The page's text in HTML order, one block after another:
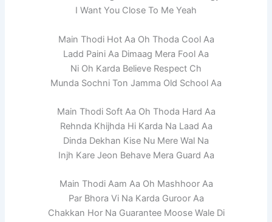
I Want You Close To Me Yeah
Main Thodi Hot Aa Oh Thoda Cool Aa
Ladd Paini Aa Dimaag Mera Fool Aa
Ni Oh Karda Believe Respect Ch
Munda Sochni Ton Jamma Old School Aa
Main Thodi Soft Aa Oh Thoda Hard Aa
Rehnda Khijhda Hi Karda Na Laad Aa
Dinda Dekhan Kise Nu Mere Wal Na
Injh Kare Jeon Behave Mera Guard Aa
Main Thodi Aam Aa Oh Mashhoor Aa
Par Bhora Vi Na Karda Guroor Aa
Chakkan Hor Na Guarantee Moose Wale Di